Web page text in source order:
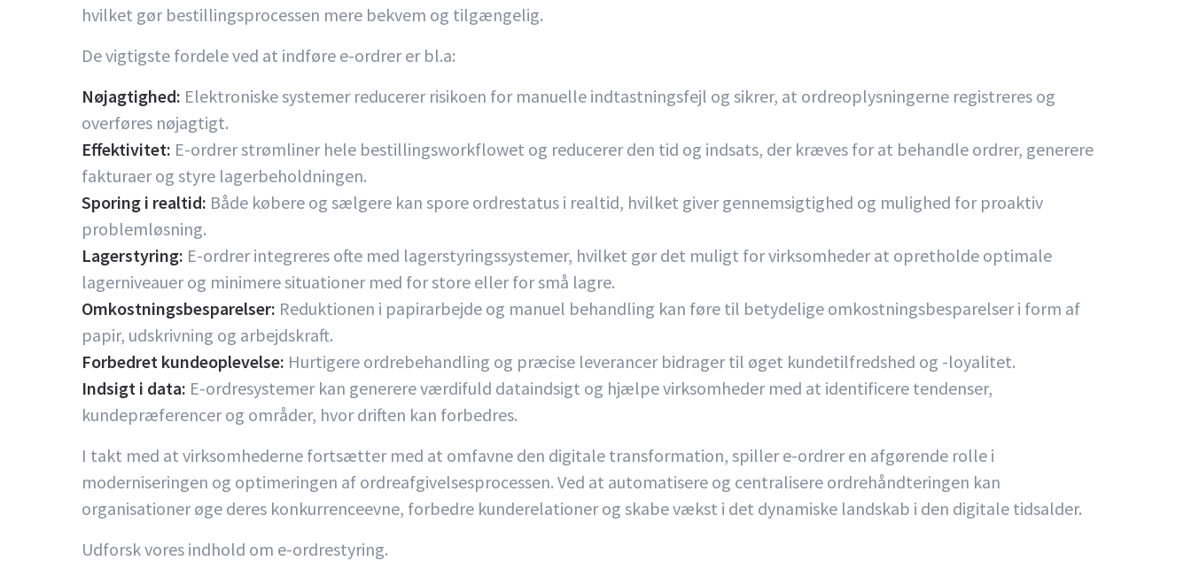
hvilket gør bestillingsprocessen mere bekvem og tilgængelig.
De vigtigste fordele ved at indføre e-ordrer er bl.a:
Nøjagtighed: Elektroniske systemer reducerer risikoen for manuelle indtastningsfejl og sikrer, at ordreoplysningerne registreres og
overføres nøjagtigt.
Effektivitet: E-ordrer strømliner hele bestillingsworkflowet og reducerer den tid og indsats, der kræves for at behandle ordrer, generere
fakturaer og styre lagerbeholdningen.
Sporing i realtid: Både købere og sælgere kan spore ordrestatus i realtid, hvilket giver gennemsigtighed og mulighed for proaktiv
problemløsning.
Lagerstyring: E-ordrer integreres ofte med lagerstyringssystemer, hvilket gør det muligt for virksomheder at opretholde optimale
lagerniveauer og minimere situationer med for store eller for små lagre.
Omkostningsbesparelser: Reduktionen i papirarbejde og manuel behandling kan føre til betydelige omkostningsbesparelser i form af
papir, udskrivning og arbejdskraft.
Forbedret kundeoplevelse: Hurtigere ordrebehandling og præcise leverancer bidrager til øget kundetilfredshed og -loyalitet.
Indsigt i data: E-ordresystemer kan generere værdifuld dataindsigt og hjælpe virksomheder med at identificere tendenser,
kundepræferencer og områder, hvor driften kan forbedres.
I takt med at virksomhederne fortsætter med at omfavne den digitale transformation, spiller e-ordrer en afgørende rolle i
moderniseringen og optimeringen af ordreafgivelsesprocessen. Ved at automatisere og centralisere ordrehåndteringen kan
organisationer øge deres konkurrenceevne, forbedre kunderelationer og skabe vækst i det dynamiske landskab i den digitale tidsalder.
Udforsk vores indhold om e-ordrestyring.